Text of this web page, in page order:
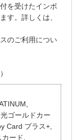
を受けたインボ
す。詳しくは、
のご利用につい
ゴールドカー
Card プラス+,
ード,